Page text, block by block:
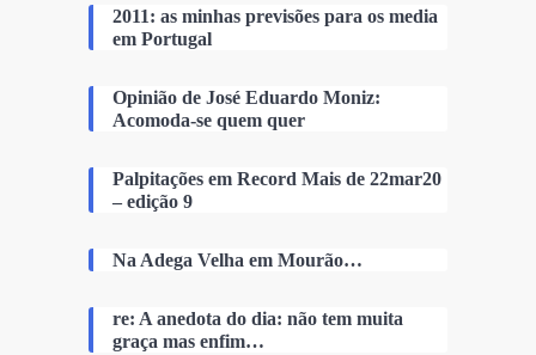
2011: as minhas previsões para os media
em Portugal
Opinião de José Eduardo Moniz:
Acomoda-se quem quer
Palpitações em Record Mais de 22mar20
– edição 9
Na Adega Velha em Mourão…
re: A anedota do dia: não tem muita
graça mas enfim…